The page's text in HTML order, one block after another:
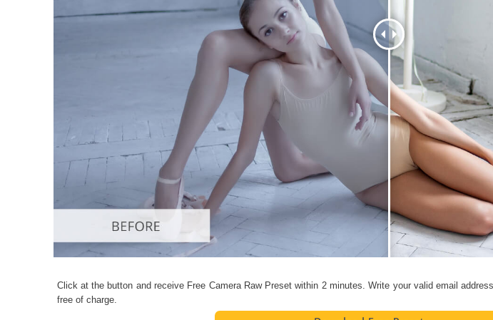
Click at the button and receive Free Camera Raw Preset within 2 minutes. Write your valid email
free of charge.